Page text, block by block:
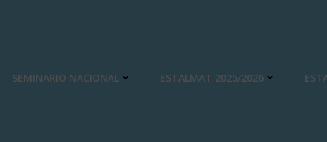
SEMINARIO NACIONAL ESTALMAT 2025/2026